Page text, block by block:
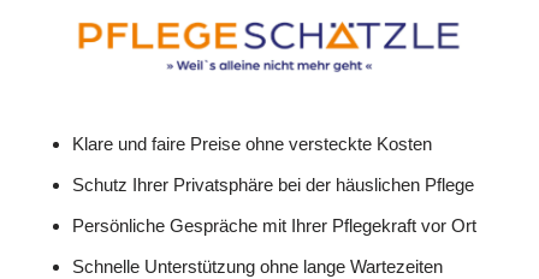
Klare und faire Preise ohne versteckte Kosten
Schutz Ihrer Privatsphäre bei der häuslichen Pflege
Persönliche Gespräche mit Ihrer Pflegekraft vor Ort
Schnelle Unterstützung ohne lange Wartezeiten